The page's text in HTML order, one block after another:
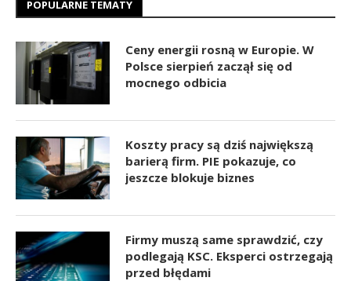
POPULARNE TEMATY
Ceny energii rosną w Europie. W
Polsce sierpień zaczął się od
mocnego odbicia
Koszty pracy są dziś największą
barierą firm. PIE pokazuje, co
jeszcze blokuje biznes
Firmy muszą same sprawdzić, czy
podlegają KSC. Eksperci ostrzegają
przed błędami